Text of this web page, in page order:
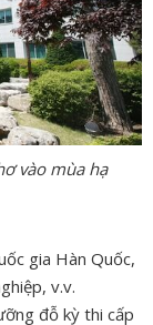
vào mùa hạ
gia Hàn Quốc,
v.v.
đỗ kỳ thi cấp